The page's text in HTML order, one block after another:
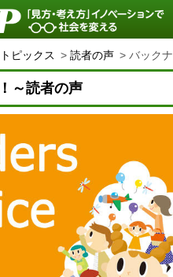
トピックス 読者の声 バック
～読者の声